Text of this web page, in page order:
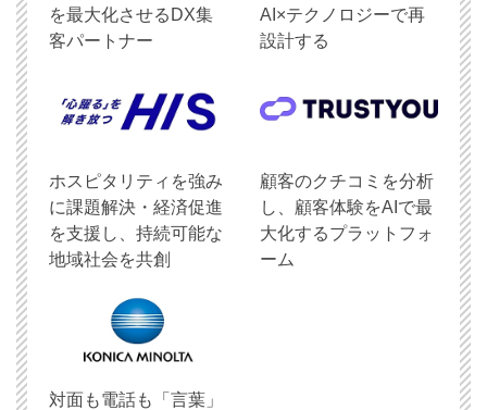
を最大化させるDX集
客パートナー
AI×テクノロジーで再
設計する
ホスピタリティを強み
に課題解決・経済促進
を支援し、持続可能な
地域社会を共創
顧客のクチコミを分析
し、顧客体験をAIで最
大化するプラットフォ
ーム
対面も電話も「言葉」